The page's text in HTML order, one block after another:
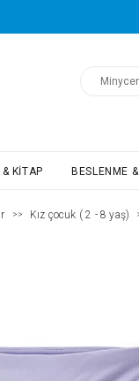
KITAP BESLENME
>> Kız çocuk ( 2 - 8 yaş)